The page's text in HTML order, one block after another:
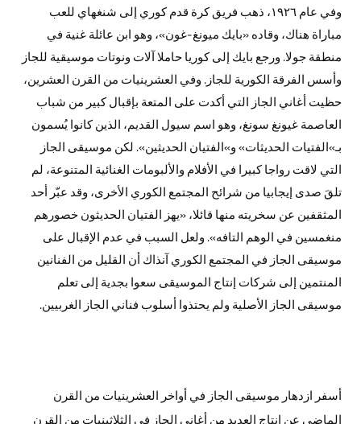
وفي عام ١٩٢٦، ذهب فريق كرة قدم كوري إلى شنغهاي للعب
مباراة هناك، وقاده «بايك ميونغ-غون»، وهو ابن عائلة غنية في
منطقة جولا. ورجع بايك إلى كوريا حاملا آلات ونوتات موسيقية للجاز
وأسس الفرقة الكورية للجاز. وفي العشرينيات من القرن العشرين،
حظيت أغاني الجاز التي أكدت على المتعة بإقبال كبير من شباب
العاصمة غيونغ سونغ، وهو اسم سيول القديم، الذين كانوا يُسمون
بـ»الفتيات الحديثات» و»الفتيان الحديثين». لكن موسيقى الجاز
التي لاقت رواجا كبيرا في الأفلام والألبومات الغنائية المتنوعة، لم
تلقَ صدى إيجابيا من شرائح المجتمع الكوري الأخرى، وقد عبّر أحد
المثقفين عن سخريته منها قائلا، «يهز الفتيان الحديثون خصورهم
منغمسين في الوهم التافه». ولعل السبب في عدم الإقبال على
موسيقى الجاز في المجتمع الكوري آنذاك أن القليل من الفنانين
المنتمين إلى شركات إنتاج الموسيقى سعوا بجدية إلى تعلم
موسيقى الجاز الأصلية ولم يحتذوا أسلوب فناني الجاز الغربيين.
أسفر ازدهار موسيقى الجاز في أواخر العشرينيات من القرن
الماضي عن إنتاج العديد من أغاني الجاز في الثلاثينيات من القرن